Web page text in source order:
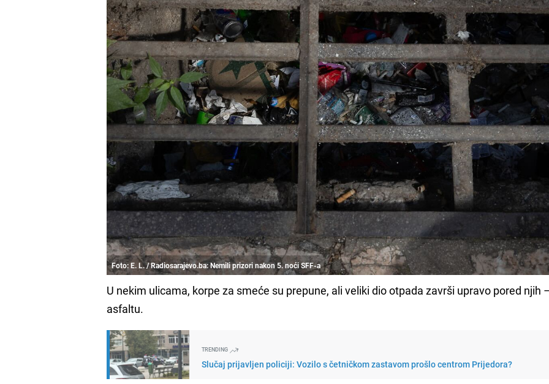
Foto: E. L. / Radiosarajevo.ba: Nemili prizori nakon 5. noći SFF-a
U nekim ulicama, korpe za smeće su prepune, ali veliki dio otpada završi upravo pored njih
asfaltu.
TRENDING
Slučaj prijavljen policiji: Vozilo s četničkom zastavom prošlo centrom Prijedora?